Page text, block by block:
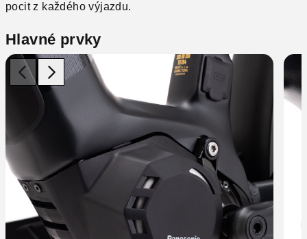
pocit z každého výjazdu.
Hlavné prvky